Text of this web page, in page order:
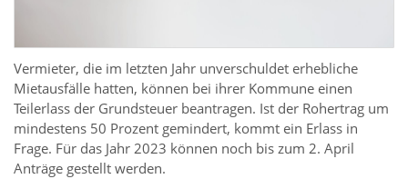
Vermieter, die im letzten Jahr unverschuldet erhebliche
Mietausfälle hatten, können bei ihrer Kommune einen
Teilerlass der Grundsteuer beantragen. Ist der Rohertrag um
mindestens 50 Prozent gemindert, kommt ein Erlass in
Frage. Für das Jahr 2023 können noch bis zum 2. April
Anträge gestellt werden.